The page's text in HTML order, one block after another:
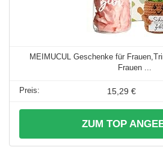
MEIMUCUL Geschenke für
Frauen ...
15,29 €
ZUM TOP